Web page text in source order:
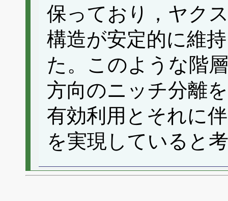
保っており，ヤク
構造が安定的に維
た。このような階
方向のニッチ分離
有効利用とそれに
を実現していると